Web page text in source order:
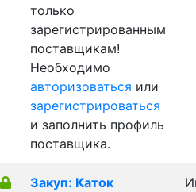
только
зарегистрированным
поставщикам!
Необходимо
авторизоваться или
зарегистрироваться
и заполнить профиль
поставщика.
Закуп: Каток